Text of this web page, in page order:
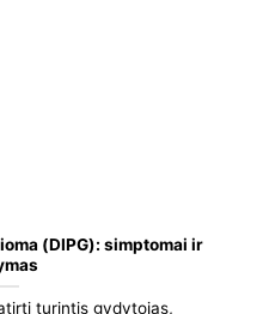
(DIPG): simptomai ir
turintis gydytojas,